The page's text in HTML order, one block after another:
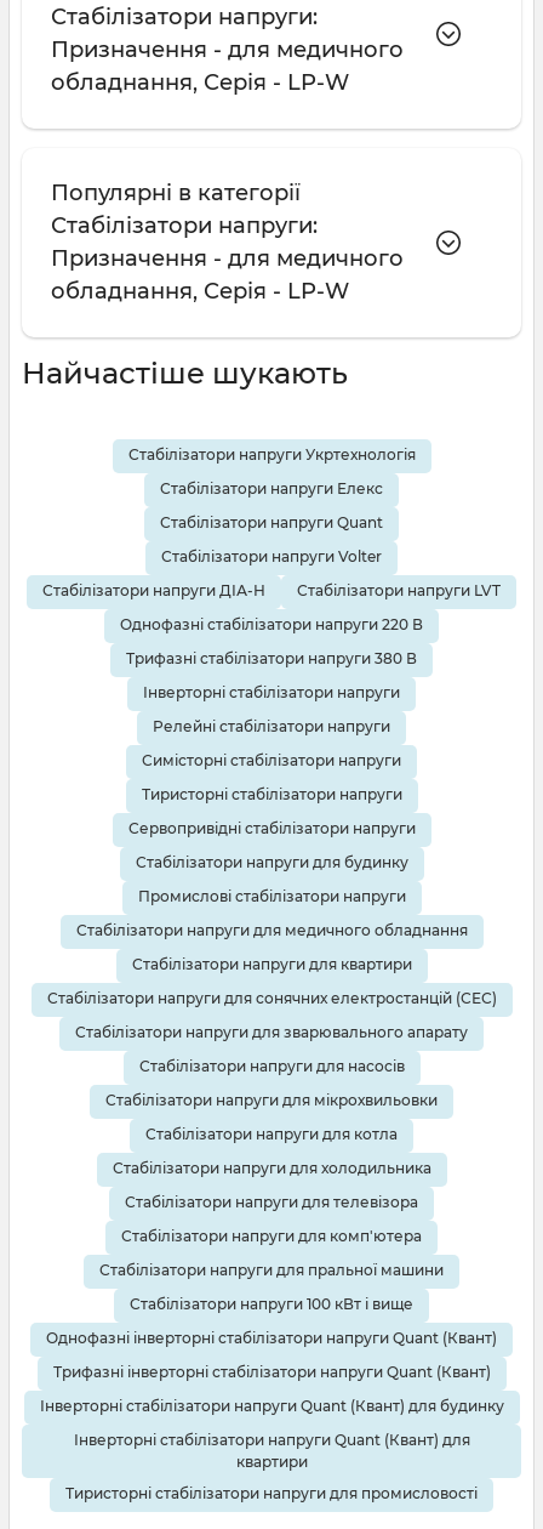
Стабілізатори напруги:
Призначення - для медичного
обладнання, Серія - LP-W
Популярні в категорії
Стабілізатори напруги:
Призначення - для медичного
обладнання, Серія - LP-W
Найчастіше шукають
Стабілізатори напруги Укртехнологія
Стабілізатори напруги Елекс
Стабілізатори напруги Quant
Стабілізатори напруги Volter
Стабілізатори напруги ДІА-Н
Стабілізатори напруги LVT
Однофазні стабілізатори напруги 220 В
Трифазні стабілізатори напруги 380 В
Інверторні стабілізатори напруги
Релейні стабілізатори напруги
Симісторні стабілізатори напруги
Тиристорні стабілізатори напруги
Сервопривідні стабілізатори напруги
Стабілізатори напруги для будинку
Промислові стабілізатори напруги
Стабілізатори напруги для медичного обладнання
Стабілізатори напруги для квартири
Стабілізатори напруги для сонячних електростанцій (СЕС)
Стабілізатори напруги для зварювального апарату
Стабілізатори напруги для насосів
Стабілізатори напруги для мікрохвильовки
Стабілізатори напруги для котла
Стабілізатори напруги для холодильника
Стабілізатори напруги для телевізора
Стабілізатори напруги для комп'ютера
Стабілізатори напруги для пральної машини
Стабілізатори напруги 100 кВт і вище
Однофазні інверторні стабілізатори напруги Quant (Квант)
Трифазні інверторні стабілізатори напруги Quant (Квант)
Інверторні стабілізатори напруги Quant (Квант) для будинку
Інверторні стабілізатори напруги Quant (Квант) для
квартири
Тиристорні стабілізатори напруги для промисловості